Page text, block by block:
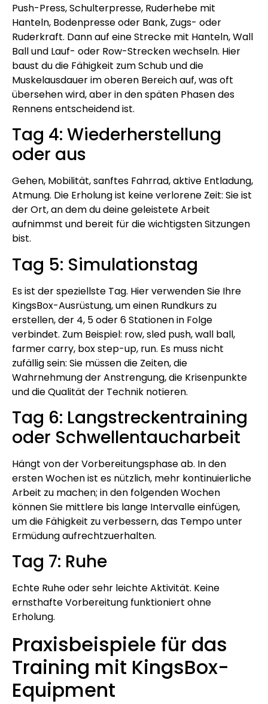
Push-Press, Schulterpresse, Ruderhebe mit
Hanteln, Bodenpresse oder Bank, Zugs- oder
Ruderkraft. Dann auf eine Strecke mit Hanteln, Wall
Ball und Lauf- oder Row-Strecken wechseln. Hier
baust du die Fähigkeit zum Schub und die
Muskelausdauer im oberen Bereich auf, was oft
übersehen wird, aber in den späten Phasen des
Rennens entscheidend ist.
Tag 4: Wiederherstellung
oder aus
Gehen, Mobilität, sanftes Fahrrad, aktive Entladung,
Atmung. Die Erholung ist keine verlorene Zeit: Sie ist
der Ort, an dem du deine geleistete Arbeit
aufnimmst und bereit für die wichtigsten Sitzungen
bist.
Tag 5: Simulationstag
Es ist der speziellste Tag. Hier verwenden Sie Ihre
KingsBox-Ausrüstung, um einen Rundkurs zu
erstellen, der 4, 5 oder 6 Stationen in Folge
verbindet. Zum Beispiel: row, sled push, wall ball,
farmer carry, box step-up, run. Es muss nicht
zufällig sein: Sie müssen die Zeiten, die
Wahrnehmung der Anstrengung, die Krisenpunkte
und die Qualität der Technik notieren.
Tag 6: Langstreckentraining
oder Schwellentaucharbeit
Hängt von der Vorbereitungsphase ab. In den
ersten Wochen ist es nützlich, mehr kontinuierliche
Arbeit zu machen; in den folgenden Wochen
können Sie mittlere bis lange Intervalle einfügen,
um die Fähigkeit zu verbessern, das Tempo unter
Ermüdung aufrechtzuerhalten.
Tag 7: Ruhe
Echte Ruhe oder sehr leichte Aktivität. Keine
ernsthafte Vorbereitung funktioniert ohne
Erholung.
Praxisbeispiele für das
Training mit KingsBox-
Equipment